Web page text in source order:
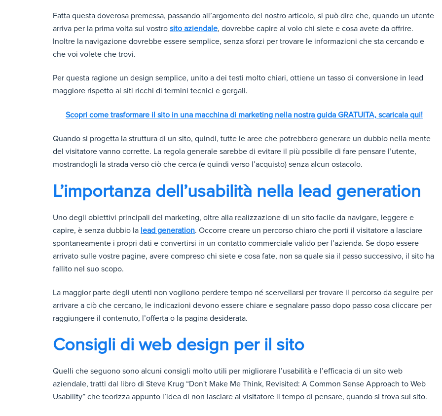
Fatta questa doverosa premessa, passando all’argomento del nostro articolo, si può dire che, quando un utente
arriva per la prima volta sul vostro sito aziendale, dovrebbe capire al volo chi siete e cosa avete da offrire.
Inoltre la navigazione dovrebbe essere semplice, senza sforzi per trovare le informazioni che sta cercando e
che voi volete che trovi.
Per questa ragione un design semplice, unito a dei testi molto chiari, ottiene un tasso di conversione in lead
maggiore rispetto ai siti ricchi di termini tecnici e gergali.
Scopri come trasformare il sito in una macchina di marketing nella nostra guida GRATUITA, scaricala qui!
Quando si progetta la struttura di un sito, quindi, tutte le aree che potrebbero generare un dubbio nella mente
del visitatore vanno corrette. La regola generale sarebbe di evitare il più possibile di fare pensare l’utente,
mostrandogli la strada verso ciò che cerca (e quindi verso l’acquisto) senza alcun ostacolo.
L’importanza dell’usabilità nella lead generation
Uno degli obiettivi principali del marketing, oltre alla realizzazione di un sito facile da navigare, leggere e
capire, è senza dubbio la lead generation. Occorre creare un percorso chiaro che porti il visitatore a lasciare
spontaneamente i propri dati e convertirsi in un contatto commerciale valido per l’azienda. Se dopo essere
arrivato sulle vostre pagine, avere compreso chi siete e cosa fate, non sa quale sia il passo successivo, il sito ha
fallito nel suo scopo.
La maggior parte degli utenti non vogliono perdere tempo né scervellarsi per trovare il percorso da seguire per
arrivare a ciò che cercano, le indicazioni devono essere chiare e segnalare passo dopo passo cosa cliccare per
raggiungere il contenuto, l’offerta o la pagina desiderata.
Consigli di web design per il sito
Quelli che seguono sono alcuni consigli molto utili per migliorare l’usabilità e l’efficacia di un sito web
aziendale, tratti dal libro di Steve Krug “Don't Make Me Think, Revisited: A Common Sense Approach to Web
Usability” che teorizza appunto l’idea di non lasciare al visitatore il tempo di pensare, quando si trova sul sito.